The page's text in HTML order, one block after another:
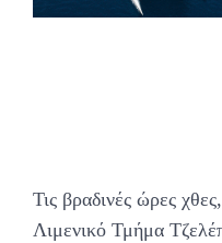
Τις βραδινές ώρες
Λιμενικό Τμήμα